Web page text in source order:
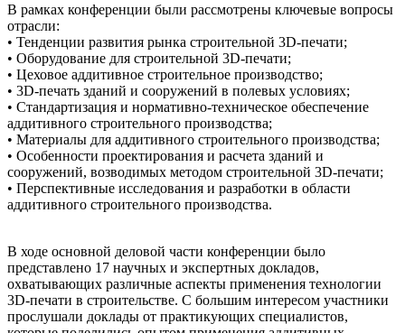
В рамках конференции были рассмотрены ключевые вопросы
отрасли:
• Тенденции развития рынка строительной 3D-печати;
• Оборудование для строительной 3D-печати;
• Цеховое аддитивное строительное производство;
• 3D-печать зданий и сооружений в полевых условиях;
• Стандартизация и нормативно-техническое обеспечение
аддитивного строительного производства;
• Материалы для аддитивного строительного производства;
• Особенности проектирования и расчета зданий и
сооружений, возводимых методом строительной 3D-печати;
• Перспективные исследования и разработки в области
аддитивного строительного производства.
В ходе основной деловой части конференции было
представлено 17 научных и экспертных докладов,
охватывающих различные аспекты применения технологии
3D-печати в строительстве. С большим интересом участники
прослушали доклады от практикующих специалистов,